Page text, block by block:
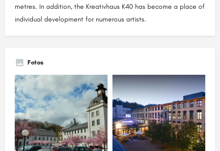
metres. In addition, the Kreativhaus K40 has become a place of
individual development for numerous artists.
Fotos